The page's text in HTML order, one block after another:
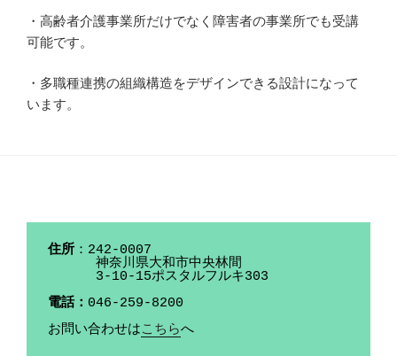
・高齢者介護事業所だけでなく障害者の事業所でも受講
可能です。
・多職種連携の組織構造をデザインできる設計になって
います。
住所 ：242-0007
電話： 046-259-8200
お問い合わせはこちらへ